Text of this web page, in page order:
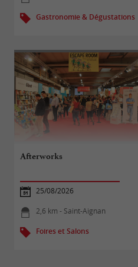
Gastronomie & Dégustations
Afterworks
25/08/2026
2,6 km - Saint-Aignan
Foires et Salons